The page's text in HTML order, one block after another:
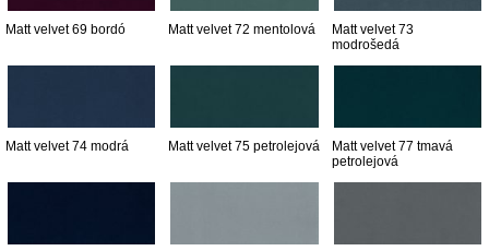
Matt velvet 69 bordó Matt velvet 72 mentolová
Matt velvet 73
modrošedá
Matt velvet 74 modrá Matt velvet 75 petrolejová
Matt velvet 77 tmavá
petrolejová